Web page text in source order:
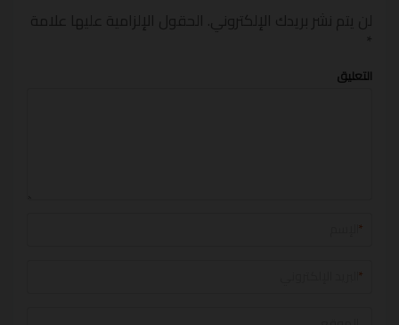
التعليق
*
*